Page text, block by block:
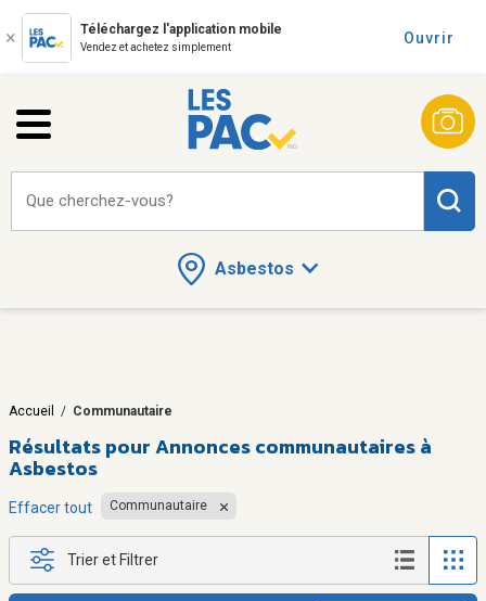
Téléchargez l'application mobile
Vendez et achetez simplement
Ouvrir
Asbestos
Que cherchez-vous?
Accueil / Communautaire
Résultats pourAnnonces communautaires à
Asbestos
Effacer tout Communautaire
Trier et Filtrer